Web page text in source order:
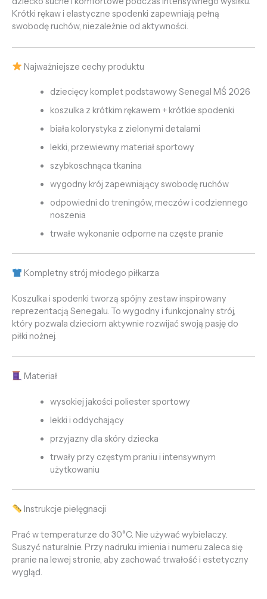
Krótki rękaw i elastyczne spodenki zapewniają pełną
swobodę ruchów, niezależnie od aktywności.
Najważniejsze cechy produktu
dziecięcy komplet podstawowy Senegal MŚ 2026
koszulka z krótkim rękawem + krótkie spodenki
biała kolorystyka z zielonymi detalami
lekki, przewiewny materiał sportowy
szybkoschnąca tkanina
wygodny krój zapewniający swobodę ruchów
odpowiedni do treningów, meczów i codziennego
noszenia
trwałe wykonanie odporne na częste pranie
Kompletny strój młodego piłkarza
Koszulka i spodenki tworzą spójny zestaw inspirowany
reprezentacją Senegalu. To wygodny i funkcjonalny strój,
który pozwala dzieciom aktywnie rozwijać swoją pasję do
piłki nożnej.
Materiał
wysokiej jakości poliester sportowy
lekki i oddychający
przyjazny dla skóry dziecka
trwały przy częstym praniu i intensywnym
użytkowaniu
Instrukcje pielęgnacji
Prać w temperaturze do 30°C. Nie używać wybielaczy.
Suszyć naturalnie. Przy nadruku imienia i numeru zaleca się
pranie na lewej stronie, aby zachować trwałość i estetyczny
wygląd.